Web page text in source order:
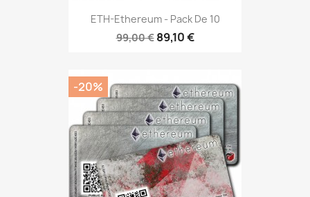
ETH-Ethereum - Pack De 10
99,00 € 89,10 €
-20%